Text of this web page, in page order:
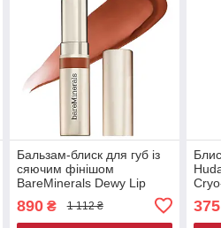
Бальзам-блиск для губ із
сяючим фінішом
BareMinerals Dewy Lip
890₴ 1 112 ₴ 375